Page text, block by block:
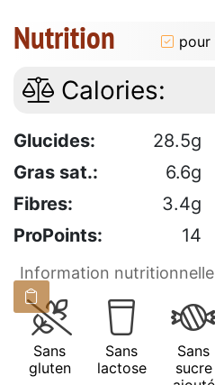
Nutrition pour
Calories:
Glucides: 28.5g
Gras sat.:
6.6g
Fibres:
3.4g
ProPoints:
14
Information
Sans
gluten
Sans
lactose
Sans
sucre